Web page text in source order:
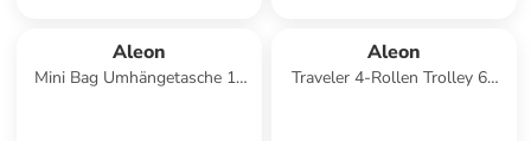
Aleon
Mini Bag Umhängetasche 19
Aleon
Traveler 4-Rollen Trolley 67